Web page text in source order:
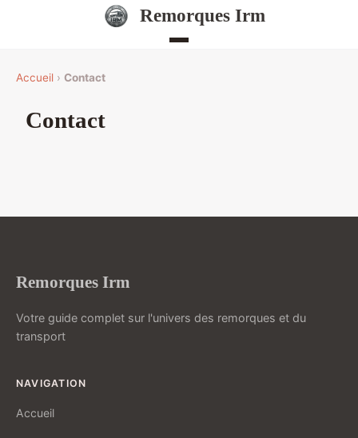
Remorques Irm
Accueil › Contact
Contact
Remorques Irm
Votre guide complet sur l'univers des remorques et du
transport
NAVIGATION
Accueil